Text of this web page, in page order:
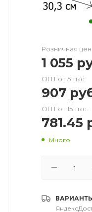
Розничная
1 055
ОПТ от 5 тыс.
907
ОПТ от 15 тыс.
781.45
Много